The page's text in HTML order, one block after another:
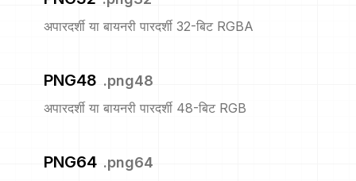
अपारदर्शी या बायनरी पारदर्शी 32-बिट RGBA
PNG48 .png48
अपारदर्शी या बायनरी पारदर्शी 48-बिट RGB
PNG64 .png64